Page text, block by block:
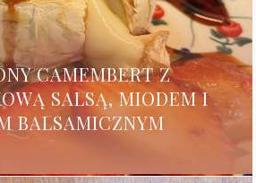
CAMEMBERT Z
SALSĄ, MIODEM I
BALSAMICZNYM